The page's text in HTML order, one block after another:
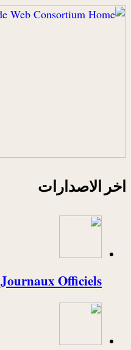
اخر الاصدارات
Journaux Officiels